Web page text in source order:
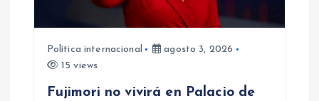
Política internacional
agosto 3, 2026
15 views
Fujimori no vivirá en Palacio de